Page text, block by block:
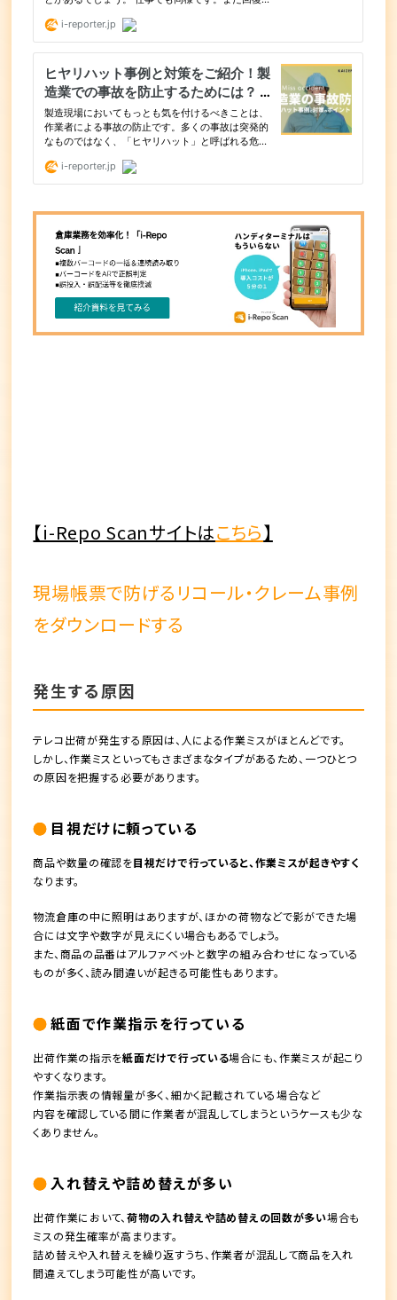
【i-Repo Scanサイトはこちら】
現場帳票で防げるリコール・クレーム事例
をダウンロードする
発生する原因
テレコ出荷が発生する原因は、 人による作業ミスがほとんどです。
しかし、作業ミスといってもさまざまなタイプがあるため、一つひとつ
の原因を把握する必要があります。
目視だけに頼っている
商品や数量の確認を目視だけで行っていると、作業ミスが起きやすく
なります。
物流倉庫の中に照明はありますが、ほかの荷物などで影ができた場
合には文字や数字が見えにくい場合もあるでしょう。
また、商品の品番はアルファベットと数字の組み合わせになっている
ものが多く、読み間違いが起きる可能性もあります。
紙面で作業指示を行っている
出荷作業の指示を紙面だけで行っている場合にも、作業ミスが起こり
やすくなります。
作業指示表の情報量が多く、細かく記載されている場合など
内容を確認している間に作業者が混乱してしまうというケースも少な
くありません。
入れ替えや詰め替えが多い
出荷作業において、 荷物の入れ替えや詰め替えの回数が多い場合も
ミスの発生確率が高まります。
詰め替えや入れ替えを繰り返すうち、作業者が混乱して商品を入れ
間違えてしまう可能性が高いです。